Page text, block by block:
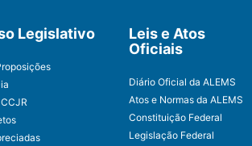
Legislativo
Leis e Atos
Oficiais
Diário Oficial da ALEMS
Atos e Normas da ALEMS
Constituição Federal
Legislação Federal